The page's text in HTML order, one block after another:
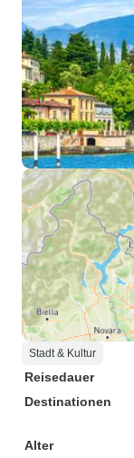
Stadt & Kultur
Reisedauer
Destinationen
Alter